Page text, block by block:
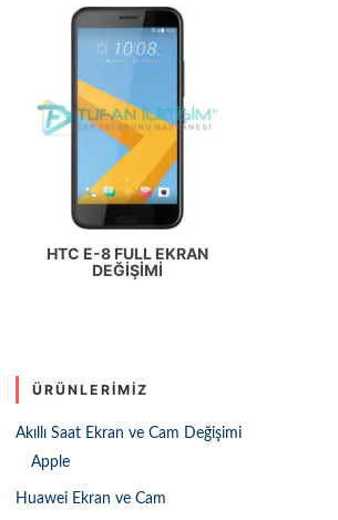
HTC E-8 FULL EKRAN
DEĞIŞIMI
ÜRÜNLERIMIZ
Akıllı Saat Ekran ve Cam Değişimi
Apple
Huawei Ekran ve Cam